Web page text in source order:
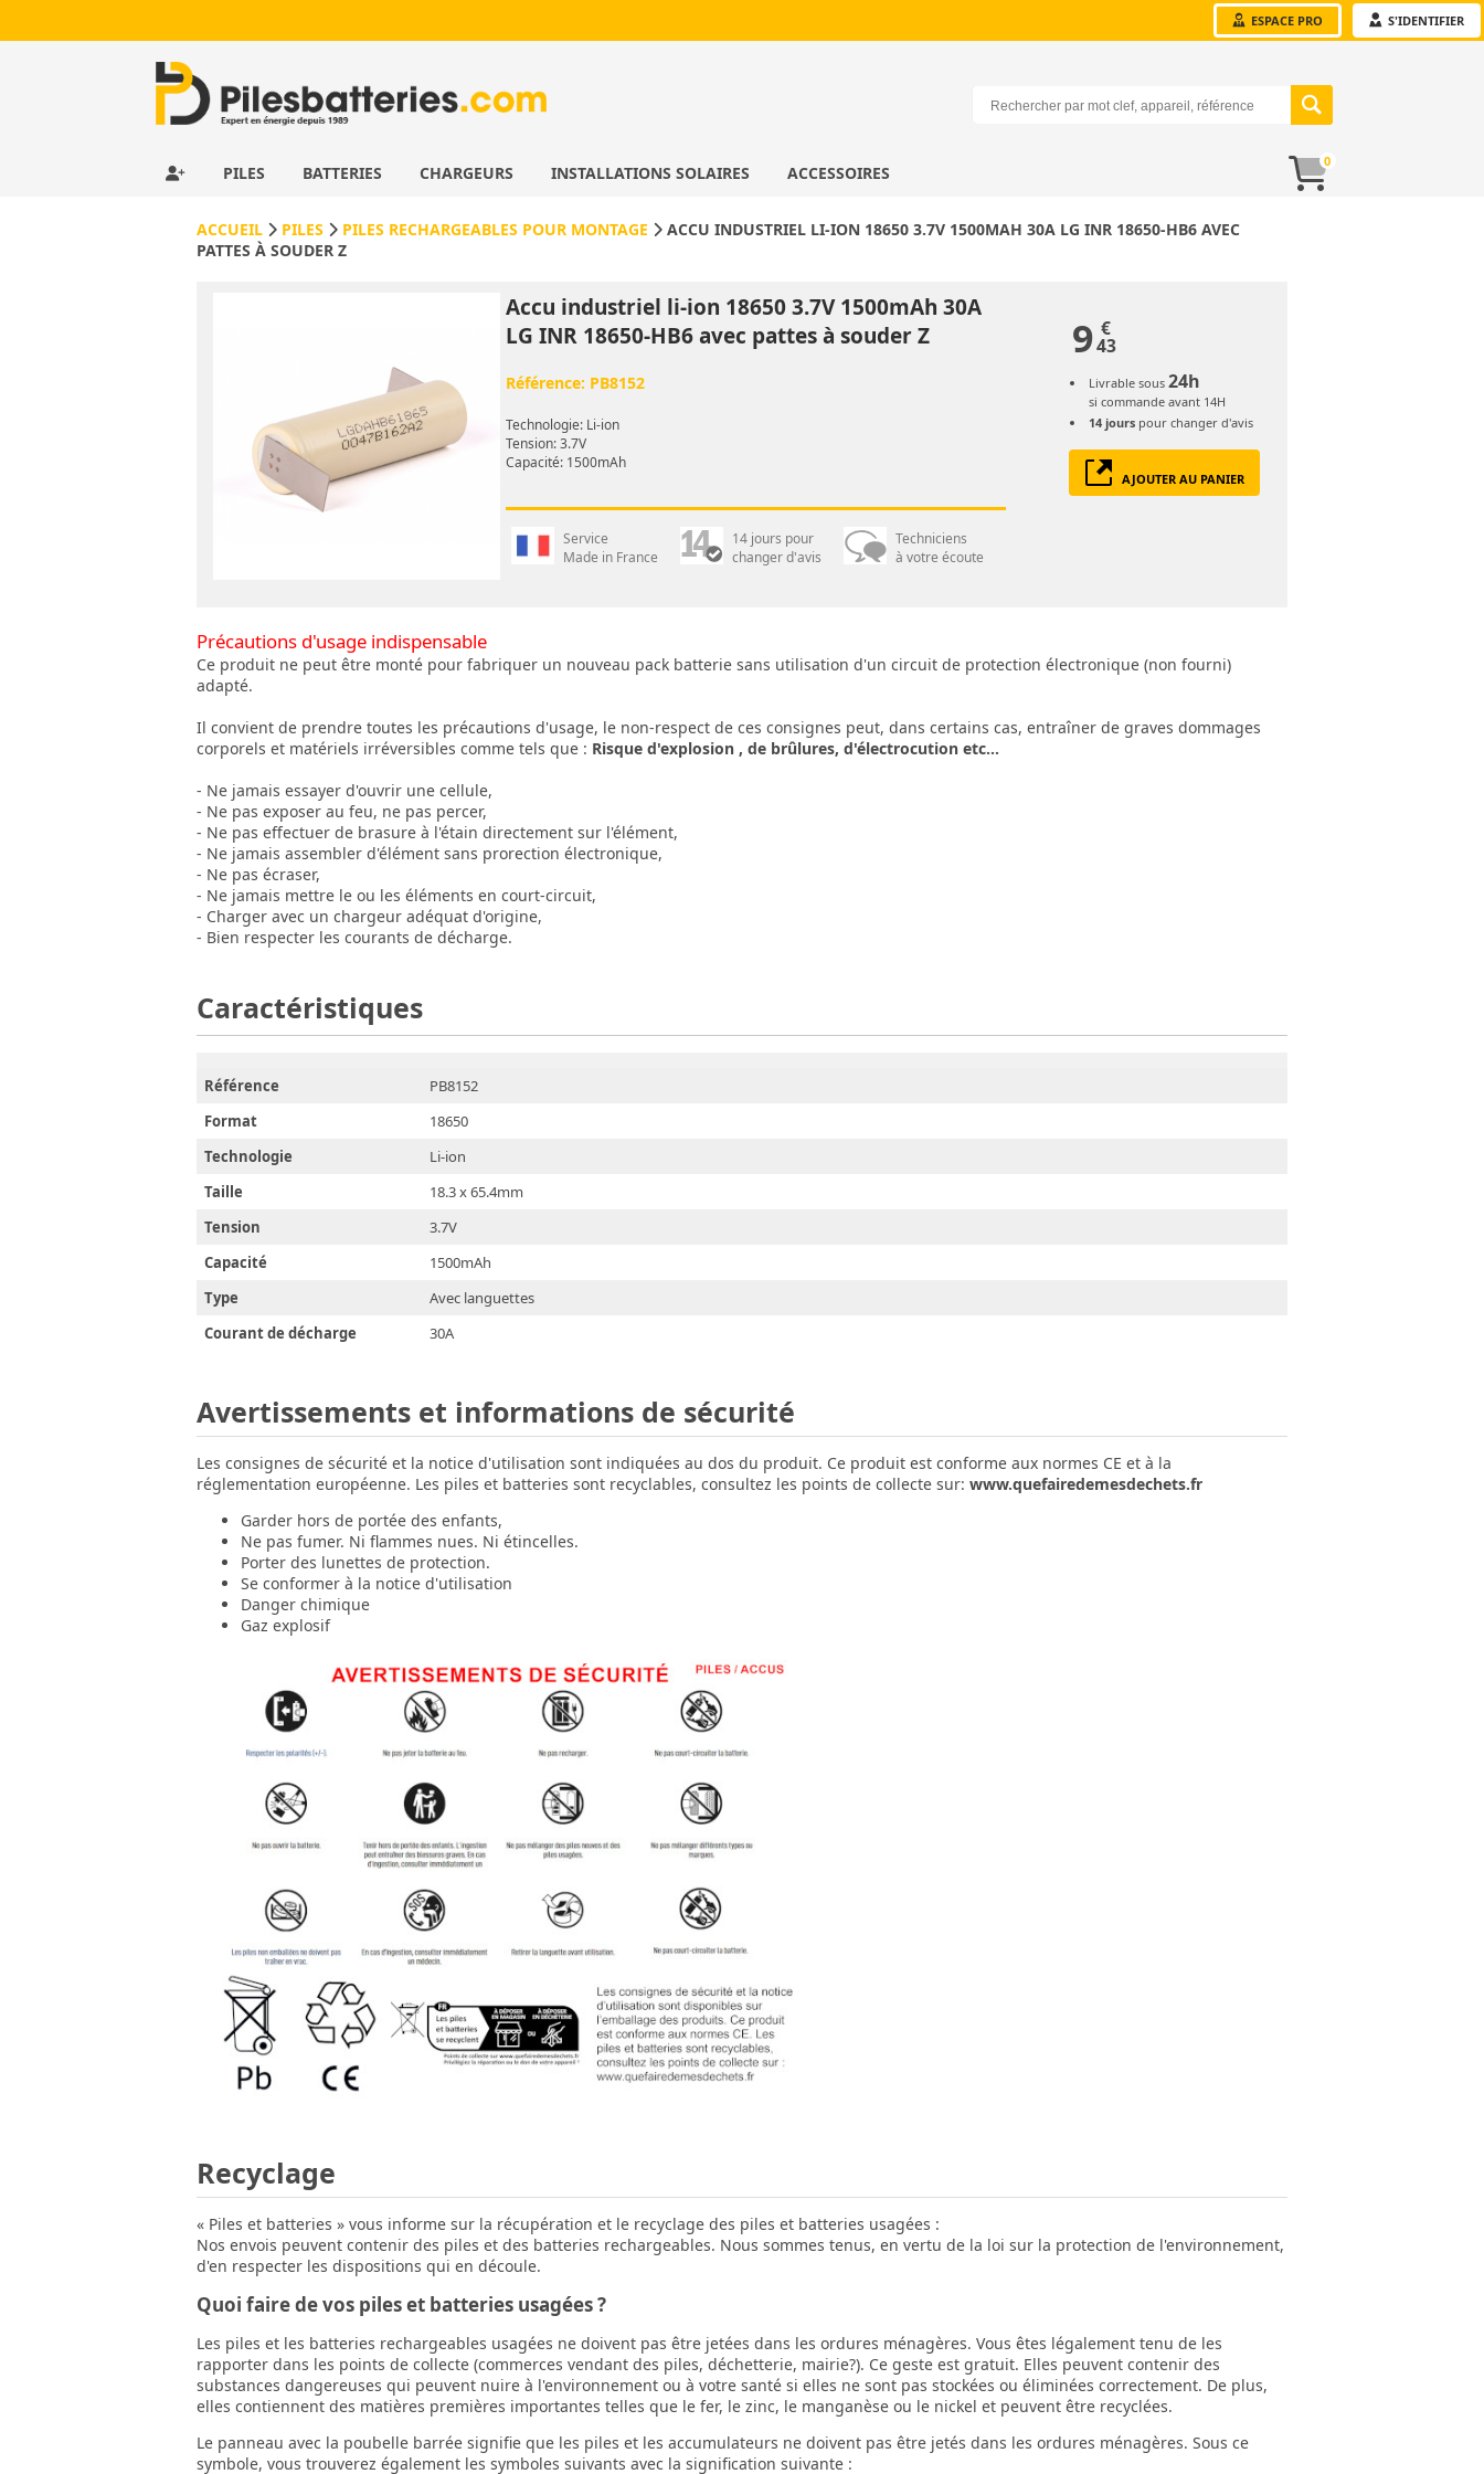
ESPACE PRO S'IDENTIFIER
PILES BATTERIES CHARGEURS INSTALLATIONS SOLAIRES ACCESSOIRES
0
ACCUEIL PILES PILES RECHARGEABLES POUR MONTAGE
ACCU INDUSTRIEL LI-ION 18650 3.7V 1500MAH 30A LG INR 18650-HB6 AVEC
PATTES À SOUDER Z
Accu industriel li-ion 18650 3.7V 1500mAh 30A
LG INR 18650-HB6 avec pattes à souder Z
Référence: PB8152
Technologie: Li-ion
Tension: 3.7V
Capacité: 1500mAh
Service
Made in France
14 jours pour
changer d'avis
Techniciens
à votre écoute
9 €
43
Livrable sous 24h
si commande avant 14H
14 jours pour changer d'avis
AJOUTER AU PANIER
Précautions d'usage indispensable
Ce produit ne peut être monté pour fabriquer un nouveau pack batterie sans utilisation d'un circuit de protection électronique (non fourni)
adapté.
Il convient de prendre toutes les précautions d'usage, le non-respect de ces consignes peut, dans certains cas, entraîner de graves dommages
corporels et matériels irréversibles comme tels que : Risque d'explosion , de brûlures, d'électrocution etc...
- Ne jamais essayer d'ouvrir une cellule,
- Ne pas exposer au feu, ne pas percer,
- Ne pas effectuer de brasure à l'étain directement sur l'élément,
- Ne jamais assembler d'élément sans prorection électronique,
- Ne pas écraser,
- Ne jamais mettre le ou les éléments en court-circuit,
- Charger avec un chargeur adéquat d'origine,
- Bien respecter les courants de décharge.
Caractéristiques
Référence
PB8152
Format
18650
Technologie
Li-ion
Taille
18.3 x 65.4mm
Tension
3.7V
Capacité
1500mAh
Type
Avec languettes
Courant de décharge
30A
Avertissements et informations de sécurité
Les consignes de sécurité et la notice d'utilisation sont indiquées au dos du produit. Ce produit est conforme aux normes CE et à la
réglementation européenne. Les piles et batteries sont recyclables, consultez les points de collecte sur: www.quefairedemesdechets.fr
Garder hors de portée des enfants,
Ne pas fumer. Ni flammes nues. Ni étincelles.
Porter des lunettes de protection.
Se conformer à la notice d'utilisation
Danger chimique
Gaz explosif
Recyclage
« Piles et batteries » vous informe sur la récupération et le recyclage des piles et batteries usagées :
Nos envois peuvent contenir des piles et des batteries rechargeables. Nous sommes tenus, en vertu de la loi sur la protection de l'environnement,
d'en respecter les dispositions qui en découle.
Quoi faire de vos piles et batteries usagées ?
Les piles et les batteries rechargeables usagées ne doivent pas être jetées dans les ordures ménagères. Vous êtes légalement tenu de les
rapporter dans les points de collecte (commerces vendant des piles, déchetterie, mairie?). Ce geste est gratuit. Elles peuvent contenir des
substances dangereuses qui peuvent nuire à l'environnement ou à votre santé si elles ne sont pas stockées ou éliminées correctement. De plus,
elles contiennent des matières premières importantes telles que le fer, le zinc, le manganèse ou le nickel et peuvent être recyclées.
Le panneau avec la poubelle barrée signifie que les piles et les accumulateurs ne doivent pas être jetés dans les ordures ménagères. Sous ce
symbole, vous trouverez également les symboles suivants avec la signification suivante :